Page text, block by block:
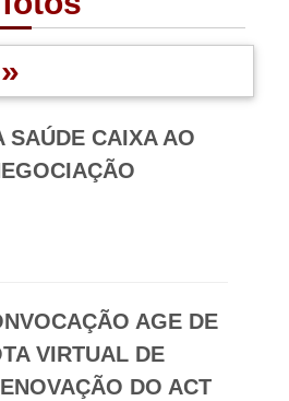
»
SAÚDE CAIXA AO
AGE DE
VIRTUAL DE
DO ACT